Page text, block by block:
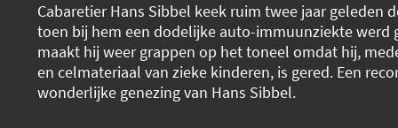
Cabaretier Hans Sibbel keek ruim twee jaar geleden
toen bij hem een dodelijke auto-immuunziekte werd
maakt hij weer grappen op het toneel omdat hij,
en celmateriaal van zieke kinderen, is gered. Een
wonderlijke genezing van Hans Sibbel.